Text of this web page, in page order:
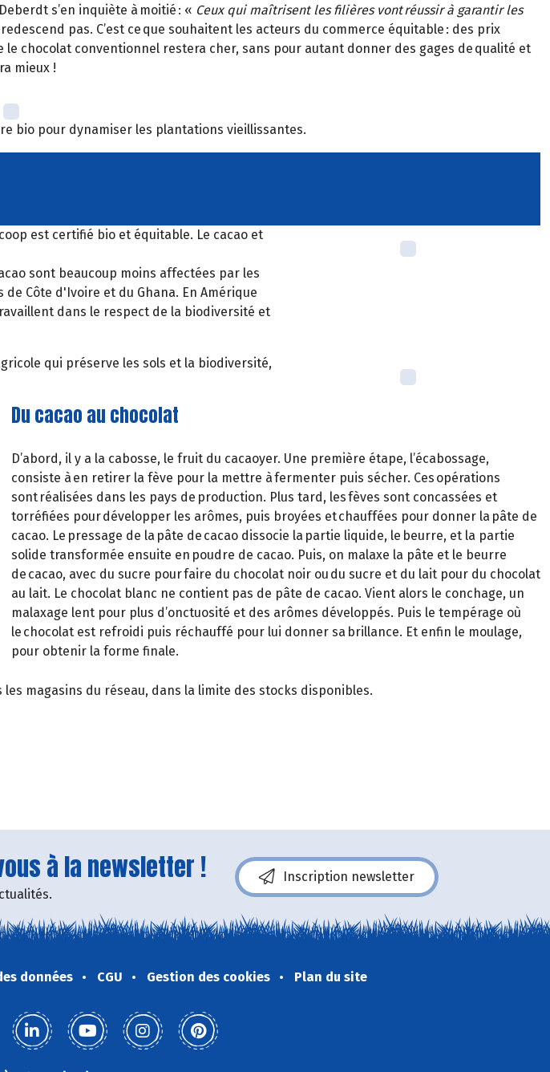
s’en inquiète à moitié : « Ceux qui maîtrisent les filières vont réussir à garantir les
pas. C’est ce que souhaitent les acteurs du commerce équitable : des prix
chocolat conventionnel restera cher, sans pour autant donner des gages de qualité et
mieux !
bio pour dynamiser les plantations vieillissantes.
est certifié bio et équitable. Le cacao et
sont beaucoup moins affectées par les
Côte d'Ivoire et du Ghana. En Amérique
dans le respect de la biodiversité et
qui préserve les sols et la biodiversité,
Du cacao au chocolat
D’abord, il y a la cabosse, le fruit du cacaoyer. Une première étape, l’écabossage,
consiste à en retirer la fève pour la mettre à fermenter puis sécher. Ces opérations
sont réalisées dans les pays de production. Plus tard, les fèves sont concassées et
torréfiées pour développer les arômes, puis broyées et chauffées pour donner la pâte de
cacao. Le pressage de la pâte de cacao dissocie la partie liquide, le beurre, et la partie
solide transformée ensuite en poudre de cacao. Puis, on malaxe la pâte et le beurre
de cacao, avec du sucre pour faire du chocolat noir ou du sucre et du lait pour du chocolat
au lait. Le chocolat blanc ne contient pas de pâte de cacao. Vient alors le conchage, un
malaxage lent pour plus d’onctuosité et des arômes développés. Puis le tempérage où
le chocolat est refroidi puis réchauffé pour lui donner sa brillance. Et enfin le moulage,
pour obtenir la forme finale.
magasins du réseau, dans la limite des stocks disponibles.
à la newsletter ! Inscription newsletter
données CGU Gestion des cookies Plan du site